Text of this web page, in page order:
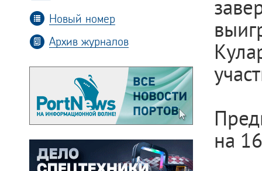
Новый номер
Архив журналов
на